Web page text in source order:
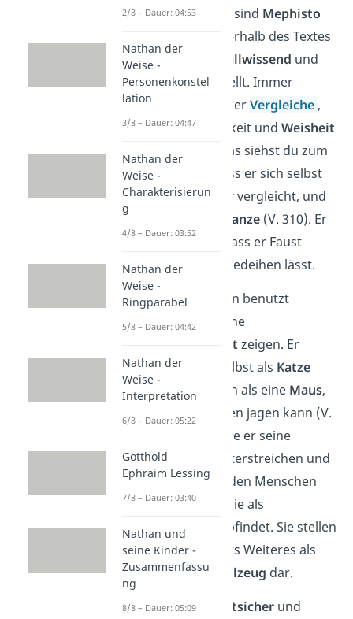
Figuren der Szene sind Mephisto
. Innerhalb des Textes
wird der Herr als
allwissend und
gutmütig dargestellt. Immer
wieder verwendet erVergleiche ,
die seine Friedlichkeit undWeisheit
unterstreichen. Das siehst du zum
Beispiel daran, dass er sich selbst
mit einemGärtnervergleicht, und
Faust mit einer
Pflanze (V. 310). Er
betont dadurch, dass er Faust
aufwachsen und gedeihen lässt.
Mephisto hingegen benutzt
Vergleiche, die seine
Niederträchtigkeit zeigen. Er
bezeichnet sich selbst als Katze
und den Menschen als eine Maus,
die er nach Belieben jagen kann (V.
322). Damit möchte er seine
Überlegenheit
unterstreichen und
sich bewusst von
den Menschen
abgrenzen, da er sie als
minderwertig empfindet. Sie stellen
für Mephisto nichts Weiteres als
einwertloses Spielzeug dar.
Mephisto ist
selbstsicher und
2/8 – Dauer: 04:53
Nathan der
Weise -
Personenkonstel
lation
3/8 – Dauer: 04:47
Nathan der
Weise -
Charakterisierun
g
4/8 – Dauer: 03:52
Nathan der
Weise -
Ringparabel
5/8 – Dauer: 04:42
Nathan der
Weise -
Interpretation
6/8 – Dauer: 05:22
Gotthold
Ephraim Lessing
7/8 – Dauer: 03:40
Nathan und
seine Kinder -
Zusammenfassu
ng
8/8 – Dauer: 05:09